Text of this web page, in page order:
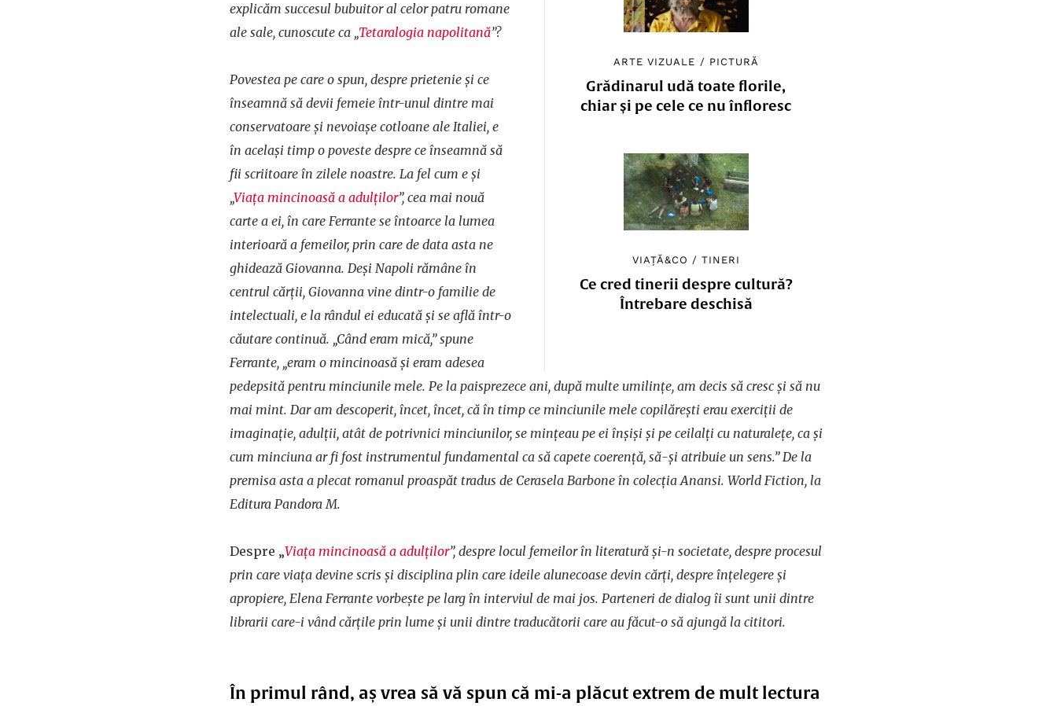
ARTE VIZUALE / PICTURĂ
Grădinarul udă toate florile,
chiar și pe cele ce nu înfloresc
VIAȚĂ&CO /TINERI
Ce cred tinerii despre cultură?
Întrebare deschisă
explicăm succesul bubuitor al celor patru romane
ale sale, cunoscute ca „Tetaralogia napolitană”?
Povestea pe care o spun, despre prietenie și ce
înseamnă să devii femeie într-unul dintre mai
conservatoare și nevoiașe cotloane ale Italiei, e
în același timp o poveste despre ce înseamnă să
fii scriitoare în zilele noastre. La fel cum e și
„Viața mincinoasă a adulților”, cea mai nouă
carte a ei, în care Ferrante se întoarce la lumea
interioară a femeilor, prin care de data asta ne
ghidează Giovanna. Deși Napoli rămâne în
centrul cărții, Giovanna vine dintr-o familie de
intelectuali, e la rândul ei educată și se află într-o
căutare continuă. „Când eram mică,” spune
Ferrante, „eram o mincinoasă și eram adesea
pedepsită pentru minciunile mele. Pe la paisprezece ani, după multe umilințe, am decis să cresc și să nu
mai mint. Dar am descoperit, încet, încet, că în timp ce minciunile mele copilărești erau exerciții de
imaginație, adulții, atât de potrivnici minciunilor, se mințeau pe ei înșiși și pe ceilalți cu naturalețe, ca și
cum minciuna ar fi fost instrumentul fundamental ca să capete coerență, să-și atribuie un sens.” De la
premisa asta a plecat romanul proaspăt tradus de Cerasela Barbone în colecția Anansi. World Fiction, la
Editura Pandora M.
Despre „Viața mincinoasă a adulților”, despre locul femeilor în literatură și-n societate, despre procesul
prin care viața devine scris și disciplina plin care ideile alunecoase devin cărți, despre înțelegere și
apropiere, Elena Ferrante vorbește pe larg în interviul de mai jos. Parteneri de dialog îi sunt unii dintre
librarii care-i vând cărțile prin lume și unii dintre traducătorii care au făcut-o să ajungă la cititori.
În primul rând, aș vrea să vă spun că mi-a plăcut extrem de mult lectura